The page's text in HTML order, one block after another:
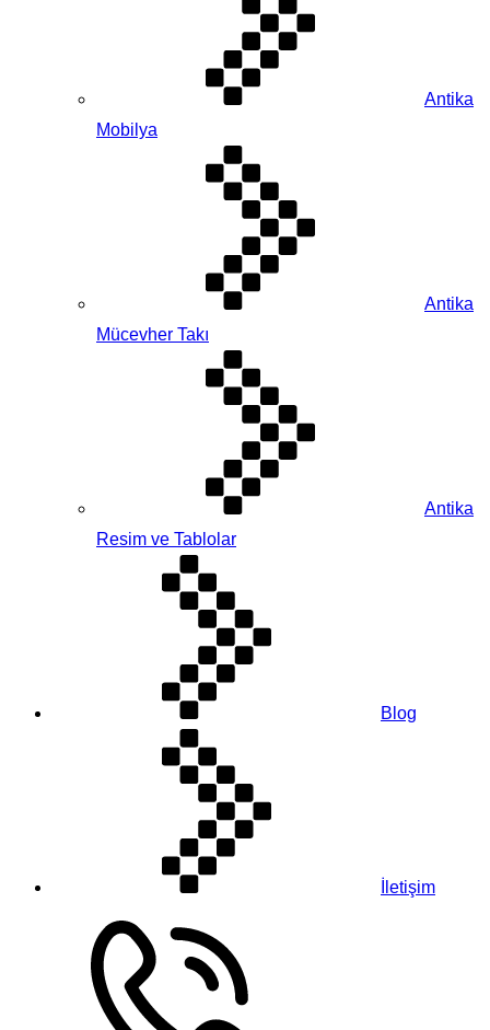
Antika
Mobilya
Antika
Mücevher Takı
Antika
Resim ve Tablolar
Blog
İletişim